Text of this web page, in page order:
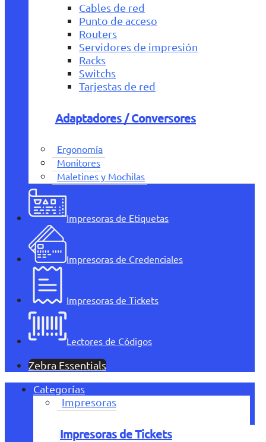
Cables de red
Punto de acceso
Routers
Servidores de impresión
Racks
Switchs
Tarjestas de red
Adaptadores / Conversores
Ergonomía
Monitores
Maletines y Mochilas
Impresoras de Etiquetas
Impresoras de Credenciales
Impresoras de Tickets
Lectores de Códigos
Zebra Essentials
Categorías
Impresoras
Impresoras de Tickets